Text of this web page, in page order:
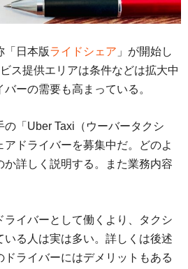
「日本版ライドシェア 」が開始し
ス提供エリアは条件などは拡大中
ーの需要も高まっている。
の「Uber Taxi（ウーバータクシ
ドライバーを募集中だ。どのよ
か詳しく説明する。また業務内容
イバーとして働くより、タクシ
いる人は実は多い。詳しくは後述
ライバーにはデメリットもある